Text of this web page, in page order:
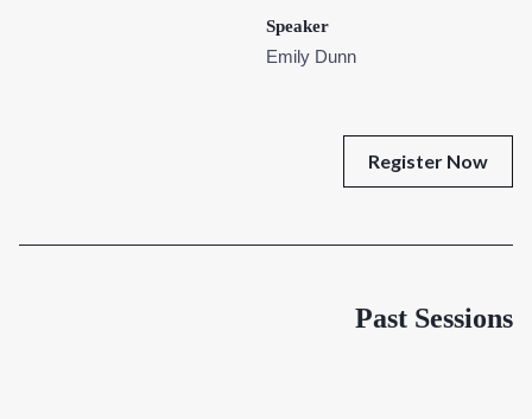
Speaker
Emily Dunn
Register Now
Past Sessions